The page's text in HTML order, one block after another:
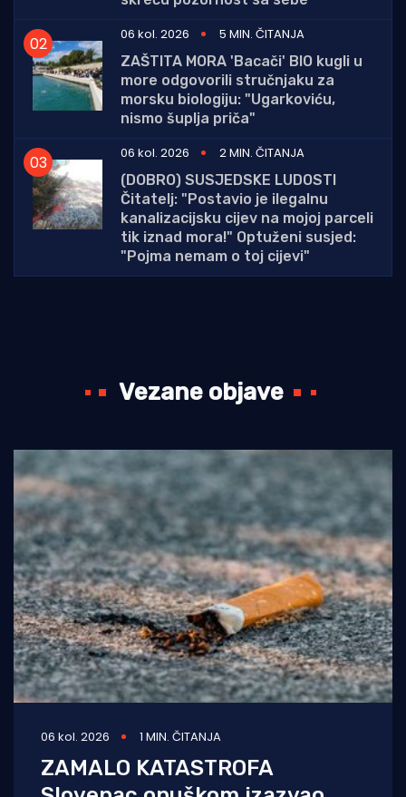
06 kol. 2026
5 MIN. ČITANJA
ZAŠTITA MORA 'Bacači' BIO kugli u
more odgovorili stručnjaku za
morsku biologiju: "Ugarkoviću,
nismo šuplja priča"
06 kol. 2026
2 MIN. ČITANJA
(DOBRO) SUSJEDSKE LUDOSTI
Čitatelj: "Postavio je ilegalnu
kanalizacijsku cijev na mojoj parceli
tik iznad mora!" Optuženi susjed:
"Pojma nemam o toj cijevi"
Vezane objave
06 kol. 2026 1 MIN. ČITANJA
ZAMALO KATASTROFA